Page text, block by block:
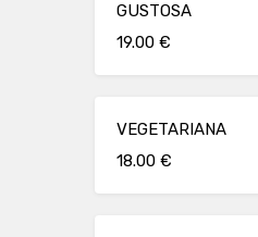
GUSTOSA
19.00 €
VEGETARIANA
18.00 €